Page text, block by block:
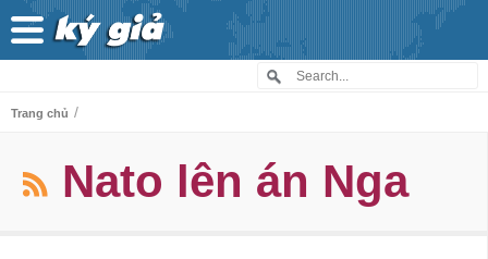
Trang chủ /
Nato lên án Nga